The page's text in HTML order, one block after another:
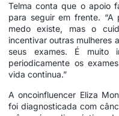
Telma conta que o apoio
para seguir em frente.
medo existe, mas o
incentivar outras mulheres
seus exames. É muito
periodicamente os
vida continua.”
A oncoinfluencer Eliza
foi diagnosticada com